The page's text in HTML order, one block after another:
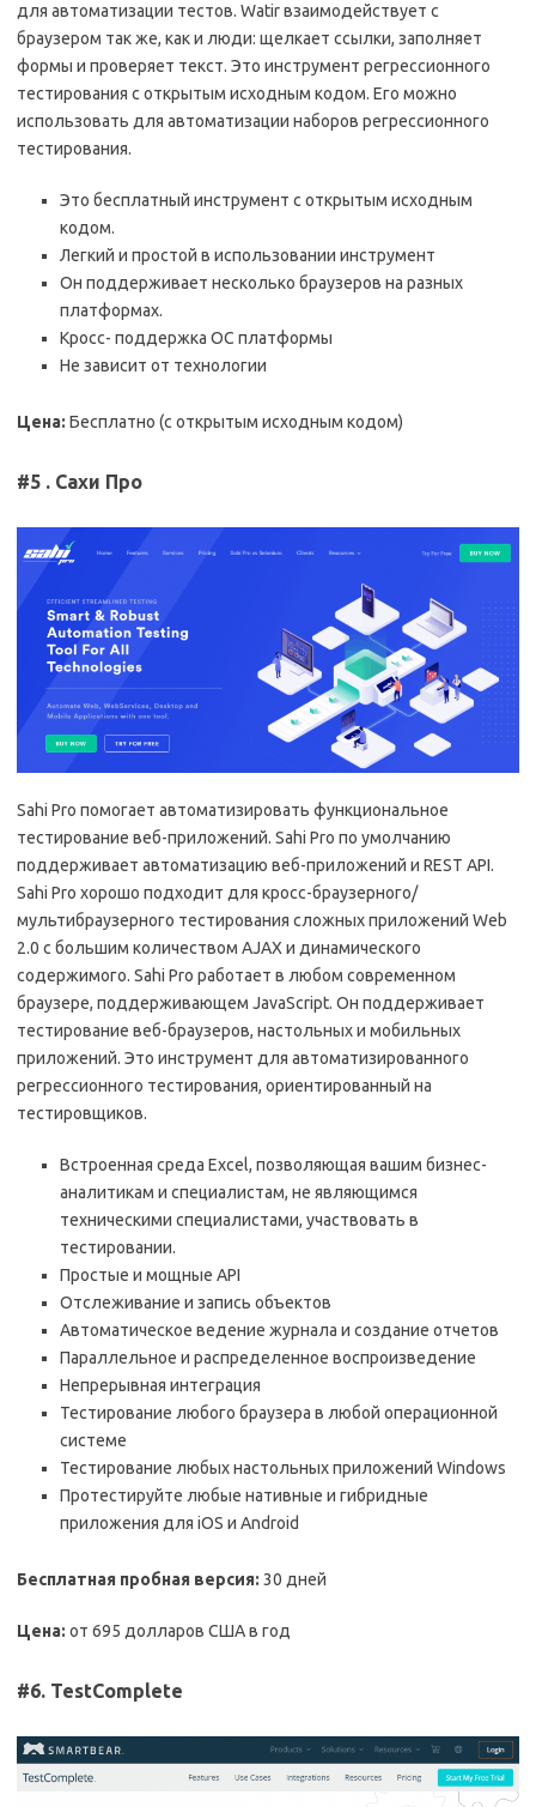
для автоматизации тестов. Watir взаимодействует с
браузером так же, как и люди: щелкает ссылки, заполняет
формы и проверяет текст. Это инструмент регрессионного
тестирования с открытым исходным кодом. Его можно
использовать для автоматизации наборов регрессионного
тестирования.
Это бесплатный инструмент с открытым исходным
кодом.
Легкий и простой в использовании инструмент
Он поддерживает несколько браузеров на разных
платформах.
Кросс- поддержка ОС платформы
Не зависит от технологии
Цена: Бесплатно (с открытым исходным кодом)
#5 . Сахи Про
Sahi Pro помогает автоматизировать функциональное
тестирование веб-приложений. Sahi Pro по умолчанию
поддерживает автоматизацию веб-приложений и REST API.
Sahi Pro хорошо подходит для кросс-браузерного/
мультибраузерного тестирования сложных приложений Web
2.0 с большим количеством AJAX и динамического
содержимого. Sahi Pro работает в любом современном
браузере, поддерживающем JavaScript. Он поддерживает
тестирование веб-браузеров, настольных и мобильных
приложений. Это инструмент для автоматизированного
регрессионного тестирования, ориентированный на
тестировщиков.
Встроенная среда Excel, позволяющая вашим бизнес-
аналитикам и специалистам, не являющимся
техническими специалистами, участвовать в
тестировании.
Простые и мощные API
Отслеживание и запись объектов
Автоматическое ведение журнала и создание отчетов
Параллельное и распределенное воспроизведение
Непрерывная интеграция
Тестирование любого браузера в любой операционной
системе
Тестирование любых настольных приложений Windows
Протестируйте любые нативные и гибридные
приложения для iOS и Android
Бесплатная пробная версия: 30 дней
Цена: от 695 долларов США в год
#6. TestComplete